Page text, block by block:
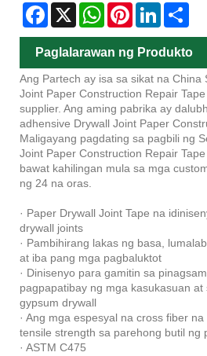
Facebook
X WhatsAppPinterestLinkedIn
Paglalarawan ng Produkto
Ang Partech ay isa sa sikat na China
Joint Paper Construction Repair
supplier. Ang aming pabrika ay
adhensive Drywall Joint Paper
Maligayang pagdating sa pagbili ng
Joint Paper Construction Repair
bawat kahilingan mula sa mga
ng 24 na oras.
· Paper Drywall Joint Tape na
drywall joints
· Pambihirang lakas ng basa,
at iba pang mga pagbaluktot
· Dinisenyo para gamitin sa
pagpapatibay ng mga kasukasuan
gypsum drywall
· Ang mga espesyal na cross fiber
tensile strength sa parehong butil ng
· ASTM C475